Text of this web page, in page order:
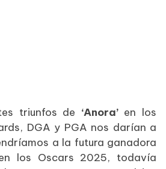
triunfos de ‘Anora’en los
DGA y PGA nos darían a
a la futura ganadora
los Oscars 2025, todavía